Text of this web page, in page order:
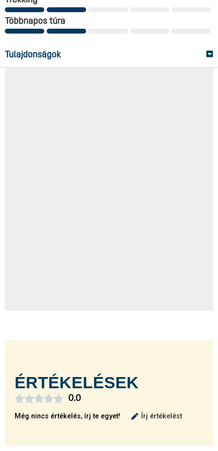
Tulajdonságok
Többnapos túra
ÉRTÉKELÉSEK
0.0

Még nincs értékelés, írj te egyet! Írj értékelést